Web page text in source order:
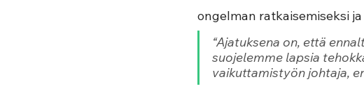
ongelman ratkaisemiseksi
“Ajatuksena on, että
suojelemme lapsia
vaikuttamistyön johtaja,